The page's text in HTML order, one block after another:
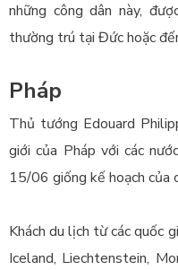
những công dân này,
thường trú tại Đức hoặc
Pháp
Thủ tướng Edouard
giới của Pháp với các
15/06 giống kế hoạch của
Khách du lịch từ các quốc
Iceland, Liechtenstein,